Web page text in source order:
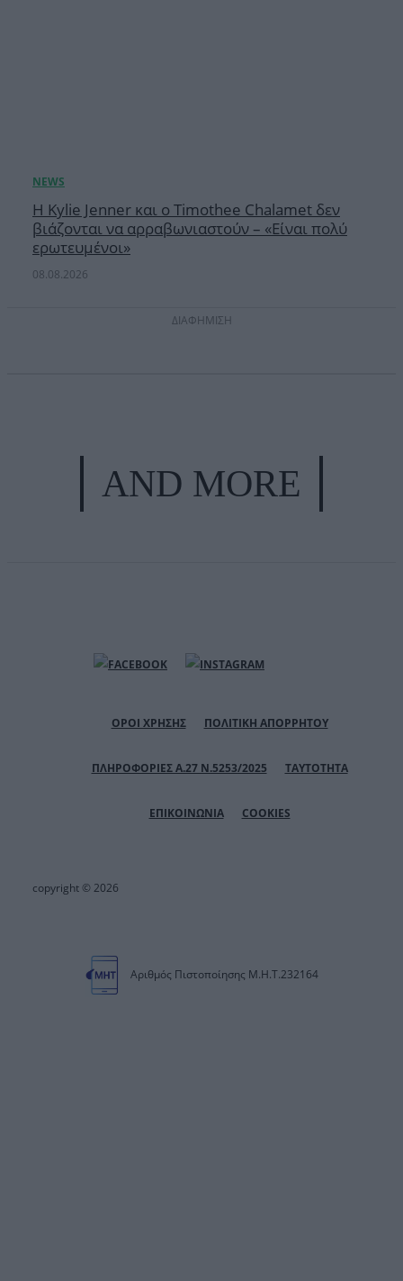
Η Kylie Jenner και ο Timothee Chalamet δεν
βιάζονται να αρραβωνιαστούν – «Είναι πολύ
ερωτευμένοι»
08.08.2026
ΔΙΑΦΗΜΙΣΗ
AND MORE
ΟΡΟΙ ΧΡΗΣΗΣ ΠΟΛΙΤΙΚΗ ΑΠΟΡΡΗΤΟΥ
ΠΛΗΡΟΦΟΡΙΕΣ Α.27 Ν.5253/2025 ΤΑΥΤΟΤΗΤΑ
ΕΠΙΚΟΙΝΩΝΙΑ COOKIES
copyright © 2026
Αριθμός Πιστοποίησης Μ.Η.Τ.232164